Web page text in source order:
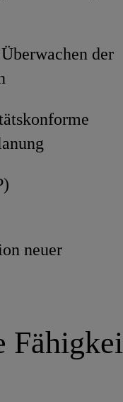
der
neuer